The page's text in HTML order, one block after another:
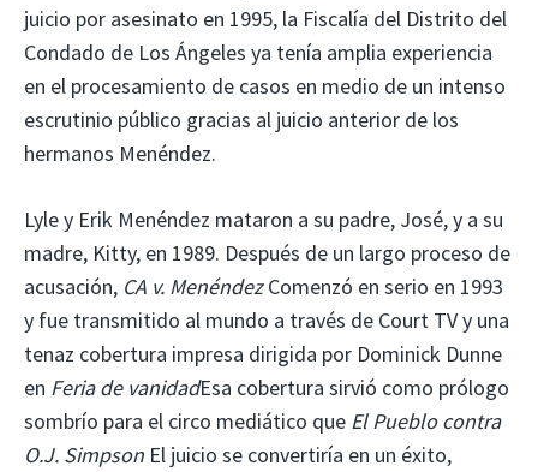
juicio por asesinato en 1995, la Fiscalía del Distrito del
Condado de Los Ángeles ya tenía amplia experiencia
en el procesamiento de casos en medio de un intenso
escrutinio público gracias al juicio anterior de los
hermanos Menéndez.
Lyle y Erik Menéndez mataron a su padre, José, y a su
madre, Kitty, en 1989. Después de un largo proceso de
acusación, CA v. MenéndezComenzó en serio en 1993
y fue transmitido al mundo a través de Court TV y una
tenaz cobertura impresa dirigida por Dominick Dunne
en Feria de vanidadEsa cobertura sirvió como prólogo
sombrío para el circo mediático que El Pueblo contra
O.J. Simpson El juicio se convertiría en un éxito,